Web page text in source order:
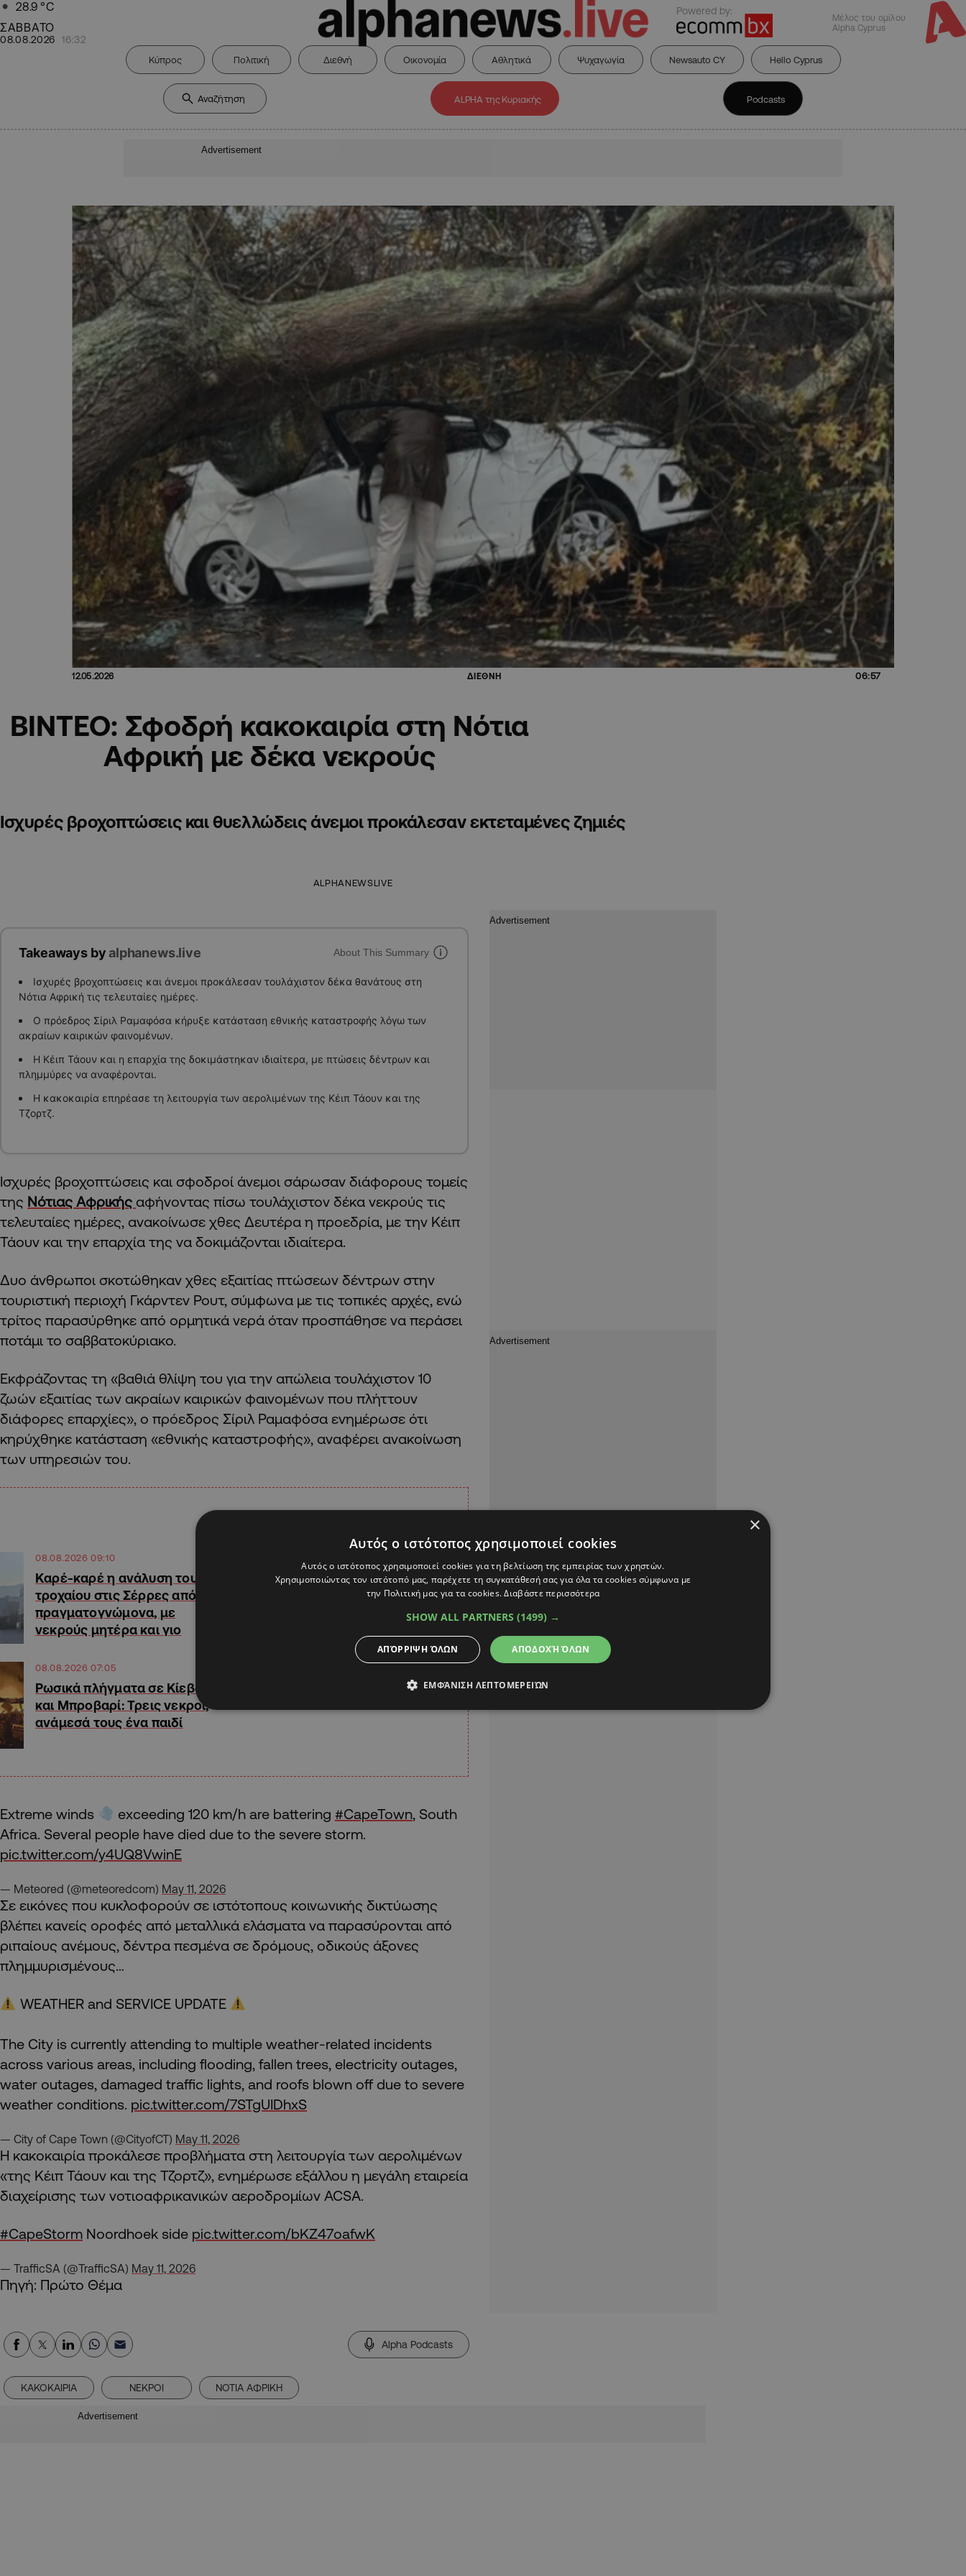
28.9 °C
ΣΑΒΒΑΤΟ
08.08.2026 16:32
Powered by:
Μέλος του ομίλου
Alpha Cyprus
Κύπρος Πολιτική Διεθνή Οικονομία Αθλητικά Ψυχαγωγία Newsauto CY Hello Cyprus
ALPHA της Κυριακής Podcasts
Advertisement
12.05.2026 ΔΙΕΘΝΗ 06:57
ΒΙΝΤΕΟ: Σφοδρή κακοκαιρία στη Νότια
Αφρική με δέκα νεκρούς
Ισχυρές βροχοπτώσεις και θυελλώδεις άνεμοι προκάλεσαν εκτεταμένες ζημιές
ALPHANEWSLIVE
Takeaways byalphanews.live About This Summary
Ισχυρές βροχοπτώσεις και άνεμοι προκάλεσαν τουλάχιστον δέκα θανάτους στη
Νότια Αφρική τις τελευταίες ημέρες.
Ο πρόεδρος Σίριλ Ραμαφόσα κήρυξε κατάσταση εθνικής καταστροφής λόγω των
ακραίων καιρικών φαινομένων.
Η Κέιπ Τάουν και η επαρχία της δοκιμάστηκαν ιδιαίτερα, με πτώσεις δέντρων και
πλημμύρες να αναφέρονται.
Η κακοκαιρία επηρέασε τη λειτουργία των αερολιμένων της Κέιπ Τάουν και της
Τζορτζ.
Ισχυρές βροχοπτώσεις και σφοδροί άνεμοι σάρωσαν διάφορους τομείς
της Νότιας Αφρικής αφήνοντας πίσω τουλάχιστον δέκα νεκρούς τις
τελευταίες ημέρες, ανακοίνωσε χθες Δευτέρα η προεδρία, με την Κέιπ
Τάουν και την επαρχία της να δοκιμάζονται ιδιαίτερα.
Δυο άνθρωποι σκοτώθηκαν χθες εξαιτίας πτώσεων δέντρων στην
τουριστική περιοχή Γκάρντεν Ρουτ, σύμφωνα με τις τοπικές αρχές, ενώ
τρίτος παρασύρθηκε από ορμητικά νερά όταν προσπάθησε να περάσει
ποτάμι το σαββατοκύριακο.
Εκφράζοντας τη «βαθιά θλίψη του για την απώλεια τουλάχιστον 10
ζωών εξαιτίας των ακραίων καιρικών φαινομένων που πλήττουν
διάφορες επαρχίες», ο πρόεδρος Σίριλ Ραμαφόσα ενημέρωσε ότι
κηρύχθηκε κατάσταση «εθνικής καταστροφής», αναφέρει ανακοίνωση
των υπηρεσιών του.
08.08.2026 09:10
Καρέ-καρέ η ανάλυση του
τροχαίου στις Σέρρες από
πραγματογνώμονα, με
νεκρούς μητέρα και γιο
08.08.2026 07:05
Ρωσικά πλήγματα σε Κίεβο
και Μπροβαρί: Τρεις νεκροί,
ανάμεσά τους ένα παιδί
Extreme winds exceeding 120 km/h are battering #CapeTown, South
Africa. Several people have died due to the severe storm.
pic.twitter.com/y4UQ8VwinE
— Meteored (@meteoredcom) May 11, 2026
Σε εικόνες που κυκλοφορούν σε ιστότοπους κοινωνικής δικτύωσης
βλέπει κανείς οροφές από μεταλλικά ελάσματα να παρασύρονται από
ριπαίους ανέμους, δέντρα πεσμένα σε δρόμους, οδικούς άξονες
πλημμυρισμένους…
WEATHER and SERVICE UPDATE
The City is currently attending to multiple weather-related incidents
across various areas, including flooding, fallen trees, electricity outages,
water outages, damaged traffic lights, and roofs blown off due to severe
weather conditions. pic.twitter.com/7STgUIDhxS
— City of Cape Town (@CityofCT) May 11, 2026
Η κακοκαιρία προκάλεσε προβλήματα στη λειτουργία των αερολιμένων
«της Κέιπ Τάουν και της Τζορτζ», ενημέρωσε εξάλλου η μεγάλη εταιρεία
διαχείρισης των νοτιοαφρικανικών αεροδρομίων ACSA.
#CapeStorm Noordhoek side pic.twitter.com/bKZ47oafwK
— TrafficSA (@TrafficSA) May 11, 2026
Πηγή: Πρώτο Θέμα
Alpha Podcasts
ΚΑΚΟΚΑΙΡΙΑ ΝΕΚΡΟΙ ΝΟΤΙΑ ΑΦΡΙΚΗ
Advertisement
×
Αυτός ο ιστότοπος χρησιμοποιεί cookies
Αυτός ο ιστότοπος χρησιμοποιεί cookies για τη βελτίωση της εμπειρίας των χρηστών.
Χρησιμοποιώντας τον ιστότοπό μας, παρέχετε τη συγκατάθεσή σας για όλα τα cookies σύμφωνα με
την Πολιτική μας για τα cookies.Διαβάστε περισσότερα
SHOW ALL PARTNERS (1499) →
ΑΠΟΔΟΧΉ ΌΛΩΝ
ΑΠΌΡΡΙΨΗ ΌΛΩΝ
ΕΜΦΆΝΙΣΗ ΛΕΠΤΟΜΕΡΕΙΏΝ